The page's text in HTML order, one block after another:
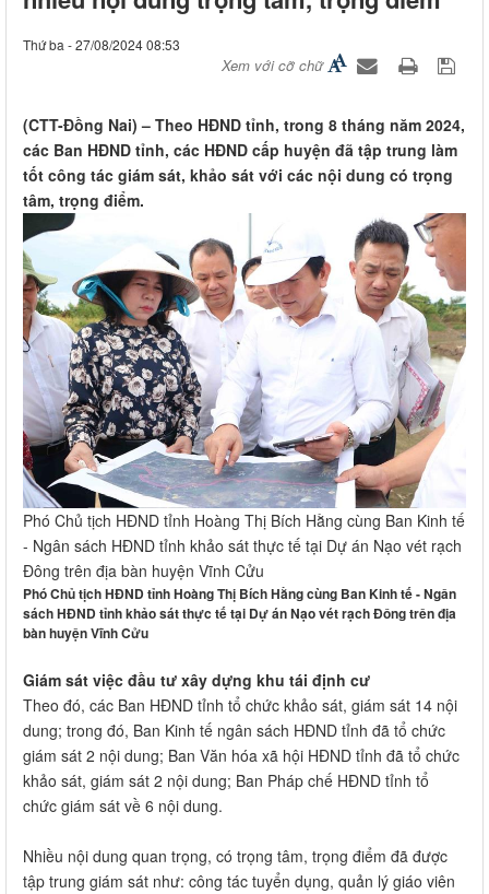
Thứ ba - 27/08/2024 08:53
Xem với cỡ chữ
(CTT-Đồng Nai) – Theo HĐND tỉnh, trong 8 tháng năm 2024,
các Ban HĐND tỉnh, các HĐND cấp huyện đã tập trung làm
tốt công tác giám sát, khảo sát với các nội dung có trọng
tâm, trọng điểm.
Phó Chủ tịch HĐND tỉnh Hoàng Thị Bích Hằng cùng Ban Kinh tế
- Ngân sách HĐND tỉnh khảo sát thực tế tại Dự án Nạo vét rạch
Đông trên địa bàn huyện Vĩnh Cửu
Phó Chủ tịch HĐND tỉnh Hoàng Thị Bích Hằng cùng Ban Kinh tế - Ngân
sách HĐND tỉnh khảo sát thực tế tại Dự án Nạo vét rạch Đông trên địa
bàn huyện Vĩnh Cửu
Giám sát việc đầu tư xây dựng khu tái định cư
Theo đó, các Ban HĐND tỉnh tổ chức khảo sát, giám sát 14 nội
dung; trong đó, Ban Kinh tế ngân sách HĐND tỉnh đã tổ chức
giám sát 2 nội dung; Ban Văn hóa xã hội HĐND tỉnh đã tổ chức
khảo sát, giám sát 2 nội dung; Ban Pháp chế HĐND tỉnh tổ
chức giám sát về 6 nội dung.
Nhiều nội dung quan trọng, có trọng tâm, trọng điểm đã được
tập trung giám sát như: công tác tuyển dụng, quản lý giáo viên